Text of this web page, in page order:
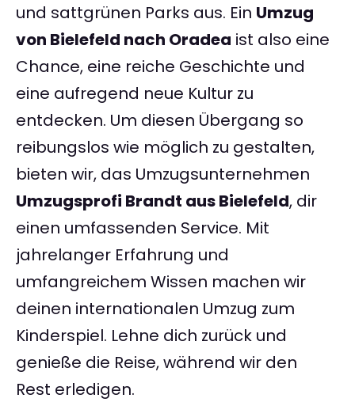
und sattgrünen Parks aus. Ein Umzug
von Bielefeld nach Oradea ist also eine
Chance, eine reiche Geschichte und
eine aufregend neue Kultur zu
entdecken. Um diesen Übergang so
reibungslos wie möglich zu gestalten,
bieten wir, das Umzugsunternehmen
Umzugsprofi Brandt aus Bielefeld, dir
einen umfassenden Service. Mit
jahrelanger Erfahrung und
umfangreichem Wissen machen wir
deinen internationalen Umzug zum
Kinderspiel. Lehne dich zurück und
genieße die Reise, während wir den
Rest erledigen.